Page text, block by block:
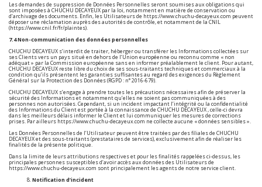
Les demandes de suppression de Données Personnelles seront soumises aux obligations qui
sont imposées à CHUCHU DECAYEUX par la loi, notamment en matière de conservation ou
d’archivage des documents. Enfin, les Utilisateurs de https://www.chuchu-decayeux.com peuvent
déposer une réclamation auprès des autorités de contrôle, et notamment de la CNIL
(https://www.cnil.fr/fr/plaintes).
7.4 Non-communication des données personnelles
CHUCHU DECAYEUX s’interdit de traiter, héberger ou transférer les Informations collectées sur
ses Clients vers un pays situé en dehors de l’Union européenne ou reconnu comme « non
adéquat » par la Commission européenne sans en informer préalablement le client. Pour autant,
CHUCHU DECAYEUX reste libre du choix de ses sous-traitants techniques et commerciaux à la
condition qu’ils présentent les garanties suffisantes au regard des exigences du Règlement
Général sur la Protection des Données (RGPD : n° 2016-679).
CHUCHU DECAYEUX s’engage à prendre toutes les précautions nécessaires afin de préserver la
sécurité des Informations et notamment qu’elles ne soient pas communiquées à des
personnes non autorisées. Cependant, si un incident impactant l’intégrité ou la confidentialité
des Informations du Client est portée à la connaissance de CHUCHU DECAYEUX , celle-ci devra
dans les meilleurs délais informer le Client et lui communiquer les mesures de corrections
prises. Par ailleurs https://www.chuchu-decayeux.com ne collecte aucune « données sensibles ».
Les Données Personnelles de l’Utilisateur peuvent être traitées par des filiales de CHUCHU
DECAYEUX et des sous-traitants (prestataires de services), exclusivement afin de réaliser les
finalités de la présente politique.
Dans la limite de leurs attributions respectives et pour les finalités rappelées ci-dessus, les
principales personnes susceptibles d’avoir accès aux données des Utilisateurs de
https://www.chuchu-decayeux.com sont principalement les agents de notre service client.
Notification d’incident